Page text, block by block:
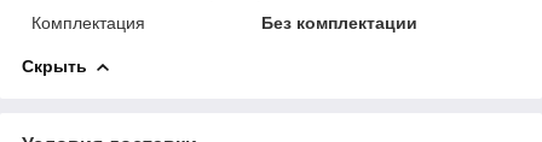
Комплектация
Без комплектации
Скрыть